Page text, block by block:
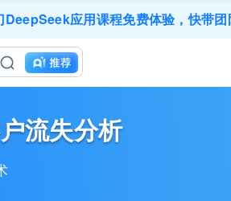
DeepSeek应用课程免费体验，快带团
落地哪些国家才合适？国别文化与扶
员工能力跟不上发展？8000门课程
化｜数据驱动｜销售赢单 4000+课
AI王牌课：助你成功入行AI岗位，🚀
节课X工信部AI岗位能力认证 · 全国合
流失分析